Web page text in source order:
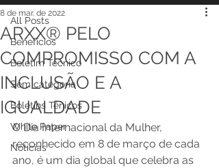
All Posts
Benefícios
Boletim Técnico
Sem categoria
Boletins Ténicos
White Paper
Notícias
ARXX® PELO
COMPROMISSO COM A
INCLUSÃO E A
IGUALDADE
8 de mar. de 2022
O Dia Internacional da Mulher,
reconhecido em 8 de março de cada
ano, é um dia global que celebra as